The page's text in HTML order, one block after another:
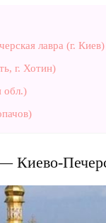
лавра (г. Киев)
г. Хотин)
обл.)